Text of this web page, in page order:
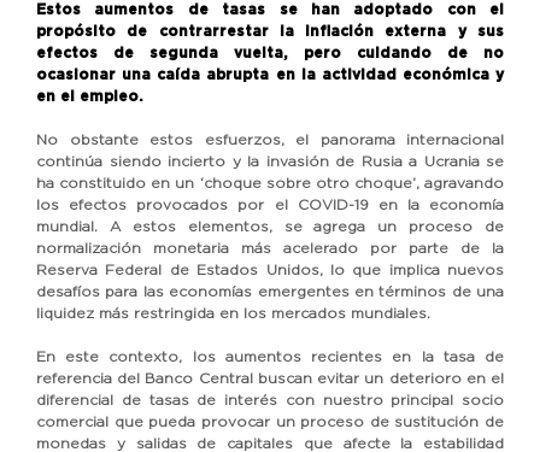
Estos aumentos de tasas se han adoptado con el
propósito de contrarrestar la inflación externa y sus
efectos de segunda vuelta, pero cuidando de no
ocasionar una caída abrupta en la actividad económica y
en el empleo.
No obstante estos esfuerzos, el panorama internacional
continúa siendo incierto y la invasión de Rusia a Ucrania se
ha constituido en un ‘choque sobre otro choque’, agravando
los efectos provocados por el COVID-19 en la economía
mundial. A estos elementos, se agrega un proceso de
normalización monetaria más acelerado por parte de la
Reserva Federal de Estados Unidos, lo que implica nuevos
desafíos para las economías emergentes en términos de una
liquidez más restringida en los mercados mundiales.
En este contexto, los aumentos recientes en la tasa de
referencia del Banco Central buscan evitar un deterioro en el
diferencial de tasas de interés con nuestro principal socio
comercial que pueda provocar un proceso de sustitución de
monedas y salidas de capitales que afecte la estabilidad